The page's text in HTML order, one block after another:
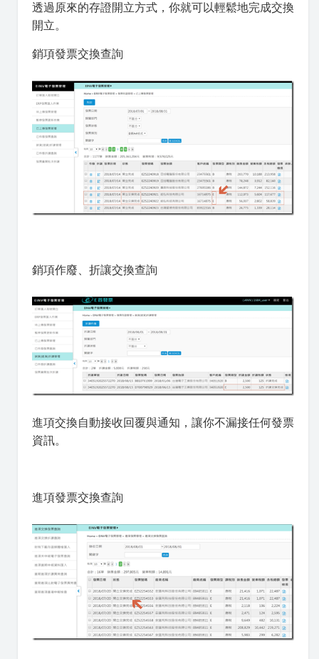
透過原來的存證開立方式，你就可以輕鬆地完成交換
開立。
銷項發票交換查詢
銷項作廢、折讓交換查詢
進項交換自動接收回覆與通知，讓你不漏接任何發票
資訊。
進項發票交換查詢